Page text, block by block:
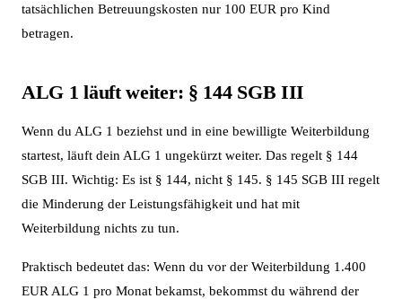
tatsächlichen Betreuungskosten nur 100 EUR pro Kind
betragen.
ALG 1 läuft weiter: § 144 SGB III
Wenn du ALG 1 beziehst und in eine bewilligte Weiterbildung
startest, läuft dein ALG 1 ungekürzt weiter. Das regelt § 144
SGB III. Wichtig: Es ist § 144, nicht § 145. § 145 SGB III regelt
die Minderung der Leistungsfähigkeit und hat mit
Weiterbildung nichts zu tun.
Praktisch bedeutet das: Wenn du vor der Weiterbildung 1.400
EUR ALG 1 pro Monat bekamst, bekommst du während der